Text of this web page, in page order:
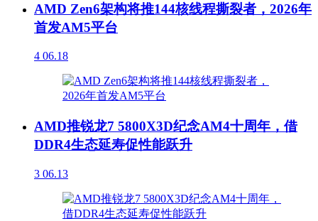
AMD Zen6架构将推144核线程撕裂者，2026年
首发AM5平台
4 06.18
AMD推锐龙7 5800X3D纪念AM4十周年，借
DDR4生态延寿促性能跃升
3 06.13